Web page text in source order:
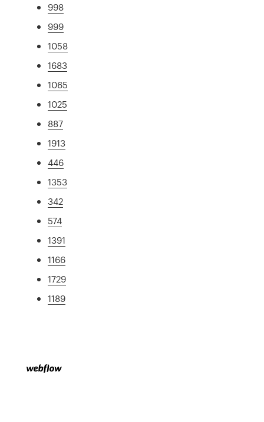
998
999
1058
1683
1065
1025
887
1913
446
1353
342
574
1391
1166
1729
1189